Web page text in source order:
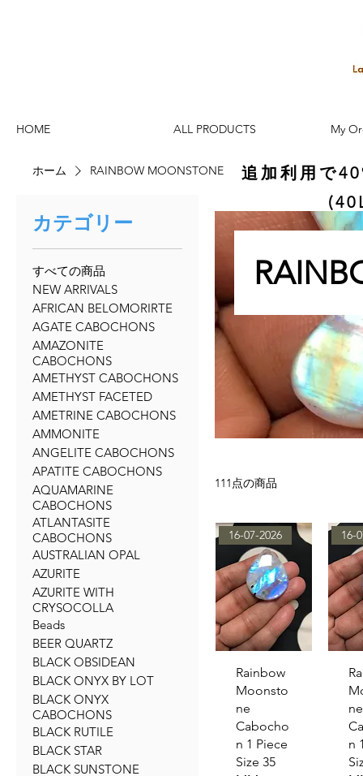
HOME ALL PRODUCTS My
ホーム RAINBOW MOONSTONE
カテゴリー
すべての商品
NEW ARRIVALS
AFRICAN BELOMORIRTE
AGATE CABOCHONS
AMAZONITE
CABOCHONS
AMETHYST CABOCHONS
AMETHYST FACETED
AMETRINE CABOCHONS
AMMONITE
ANGELITE CABOCHONS
APATITE CABOCHONS
AQUAMARINE
CABOCHONS
ATLANTASITE
CABOCHONS
AUSTRALIAN OPAL
AZURITE
AZURITE WITH
CRYSOCOLLA
Beads
BEER QUARTZ
BLACK OBSIDEAN
BLACK ONYX BY LOT
BLACK ONYX
CABOCHONS
BLACK RUTILE
BLACK STAR
BLACK SUNSTONE
111点の商品
クイックビュー
16-07-2026
Rainbow
Moonsto
ne
Cabocho
n 1 Piece
Size 35
ク
16-
ne
n
追加利用で